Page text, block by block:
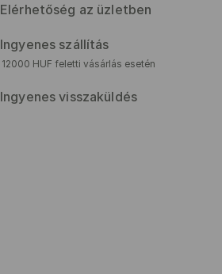
Elérhetőség az üzletben
Ingyenes szállítás
12000 HUF feletti vásárlás esetén
Ingyenes visszaküldés